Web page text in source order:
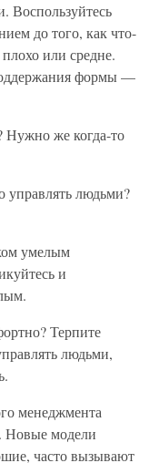
Воспользуйтесь
до того, как что-
или средне.
формы —
Нужно же когда-то
управлять людьми?
умелым
и
Терпите
людьми,
менеджмента
Новые модели
часто вызывают